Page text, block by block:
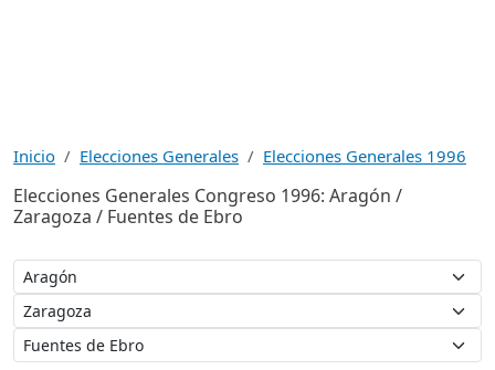
Inicio Elecciones Generales Elecciones Generales 1996
Elecciones Generales Congreso 1996: Aragón /
Zaragoza / Fuentes de Ebro